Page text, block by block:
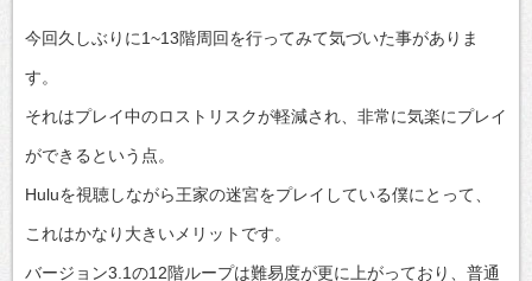
今回久しぶりに1~13階周回を行ってみて気づいた事がありま
す。
それはプレイ中のロストリスクが軽減され、非常に気楽にプレイ
ができるという点。
Huluを視聴しながら王家の迷宮をプレイしている僕にとって、
これはかなり大きいメリットです。
バージョン3.1の12階ループは難易度が更に上がっており、普通